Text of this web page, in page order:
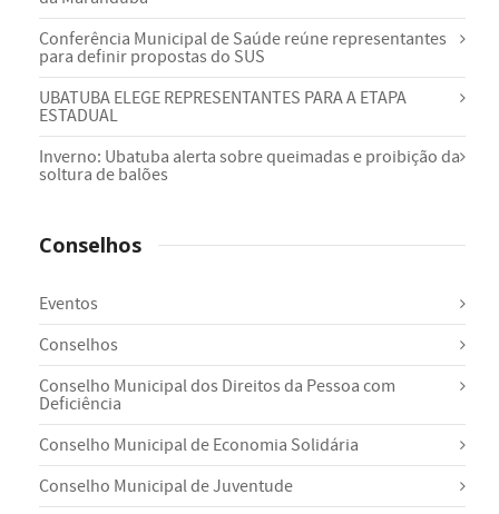
Conferência Municipal de Saúde reúne representantes
para definir propostas do SUS
UBATUBA ELEGE REPRESENTANTES PARA A ETAPA
ESTADUAL
Inverno: Ubatuba alerta sobre queimadas e proibição da
soltura de balões
Conselhos
Eventos
Conselhos
Conselho Municipal dos Direitos da Pessoa com
Deficiência
Conselho Municipal de Economia Solidária
Conselho Municipal de Juventude